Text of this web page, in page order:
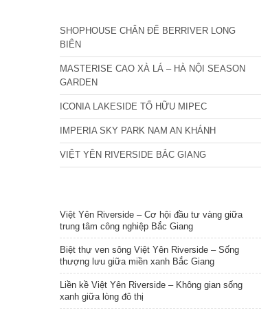
SHOPHOUSE CHÂN ĐẾ BERRIVER LONG
BIÊN
MASTERISE CAO XÀ LÁ – HÀ NỘI SEASON
GARDEN
ICONIA LAKESIDE TỐ HỮU MIPEC
IMPERIA SKY PARK NAM AN KHÁNH
VIỆT YÊN RIVERSIDE BẮC GIANG
Việt Yên Riverside – Cơ hội đầu tư vàng giữa
trung tâm công nghiệp Bắc Giang
Biệt thự ven sông Việt Yên Riverside – Sống
thượng lưu giữa miền xanh Bắc Giang
Liền kề Việt Yên Riverside – Không gian sống
xanh giữa lòng đô thị